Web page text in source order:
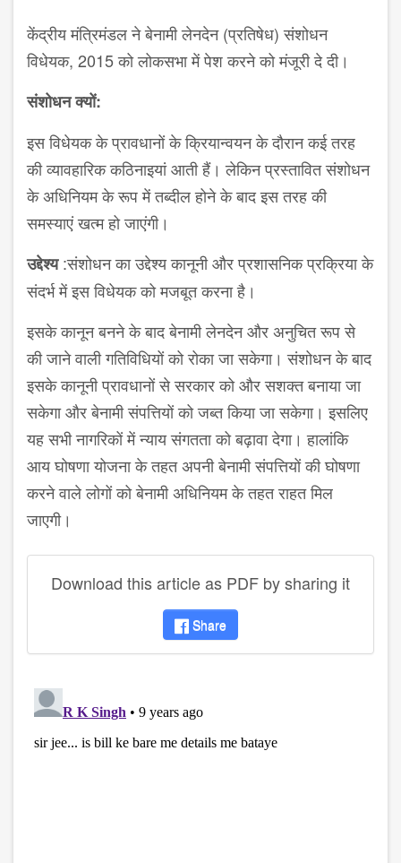
केंद्रीय मंत्रिमंडल ने बेनामी लेनदेन (प्रतिषेध) संशोधन
विधेयक, 2015 को लोकसभा में पेश करने को मंजूरी दे दी।
संशोधन क्यों:
इस विधेयक के प्रावधानों के क्रियान्वयन के दौरान कई तरह
की व्यावहारिक कठिनाइयां आती हैं। लेकिन प्रस्तावित संशोधन
के अधिनियम के रूप में तब्दील होने के बाद इस तरह की
समस्याएं खत्म हो जाएंगी।
उद्देश्य:संशोधन का उद्देश्य कानूनी और प्रशासनिक प्रक्रिया के
संदर्भ में इस विधेयक को मजबूत करना है।
इसके कानून बनने के बाद बेनामी लेनदेन और अनुचित रूप से
की जाने वाली गतिविधियों को रोका जा सकेगा। संशोधन के बाद
इसके कानूनी प्रावधानों से सरकार को और सशक्त बनाया जा
सकेगा और बेनामी संपत्तियों को जब्त किया जा सकेगा। इसलिए
यह सभी नागरिकों में न्याय संगतता को बढ़ावा देगा। हालांकि
आय घोषणा योजना के तहत अपनी बेनामी संपत्तियों की घोषणा
करने वाले लोगों को बेनामी अधिनियम के तहत राहत मिल
जाएगी।
Download this article as PDF by sharing it
Share